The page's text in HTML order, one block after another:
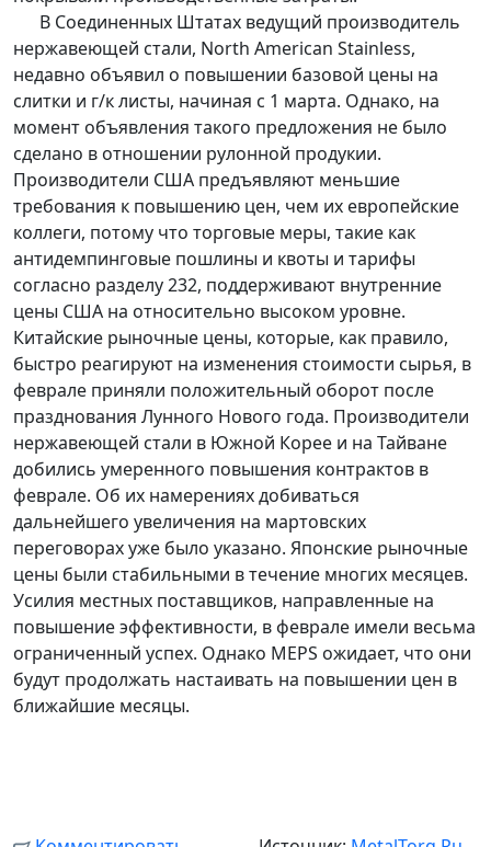
В Соединенных Штатах ведущий производитель
нержавеющей стали, North American Stainless,
недавно объявил о повышении базовой цены на
слитки и г/к листы, начиная с 1 марта. Однако, на
момент объявления такого предложения не было
сделано в отношении рулонной продукии.
Производители США предъявляют меньшие
требования к повышению цен, чем их европейские
коллеги, потому что торговые меры, такие как
антидемпинговые пошлины и квоты и тарифы
согласно разделу 232, поддерживают внутренние
цены США на относительно высоком уровне.
Китайские рыночные цены, которые, как правило,
быстро реагируют на изменения стоимости сырья, в
феврале приняли положительный оборот после
празднования Лунного Нового года. Производители
нержавеющей стали в Южной Корее и на Тайване
добились умеренного повышения контрактов в
феврале. Об их намерениях добиваться
дальнейшего увеличения на мартовских
переговорах уже было указано. Японские рыночные
цены были стабильными в течение многих месяцев.
Усилия местных поставщиков, направленные на
повышение эффективности, в феврале имели весьма
ограниченный успех. Однако MEPS ожидает, что они
будут продолжать настаивать на повышении цен в
ближайшие месяцы.